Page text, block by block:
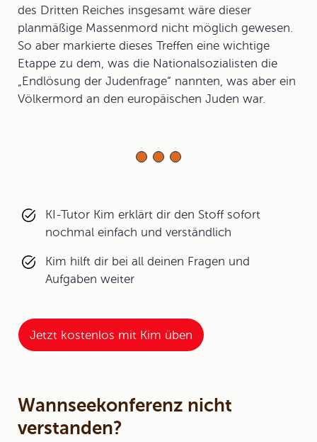
des Dritten Reiches insgesamt wäre dieser
planmäßige Massenmord nicht möglich gewesen.
So aber markierte dieses Treffen eine wichtige
Etappe zu dem, was die Nationalsozialisten die
„Endlösung der Judenfrage“ nannten, was aber ein
Völkermord an den europäischen Juden war.
KI-Tutor Kim erklärt dir den Stoff sofort
nochmal einfach und verständlich
Kim hilft dir bei all deinen Fragen und
Aufgaben weiter
Jetzt kostenlos mit Kim üben
Wannseekonferenz nicht
verstanden?